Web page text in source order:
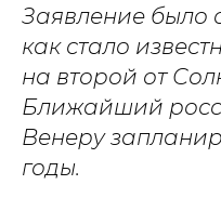
Заявление было
как стало
на второй от
Ближайший
Венеру
годы.